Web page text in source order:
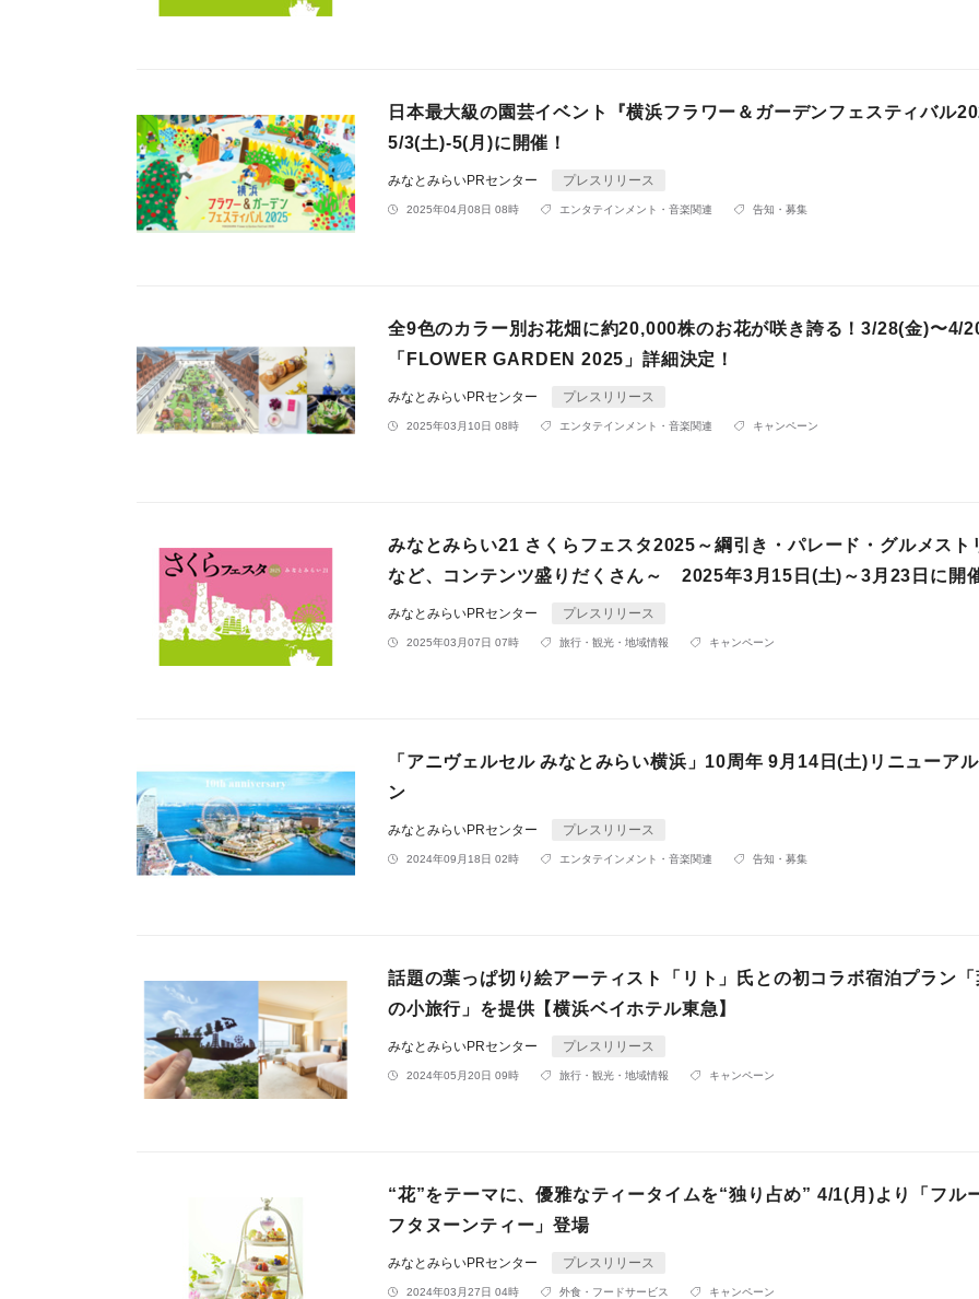
日本最大級の園芸イベント『横浜フラワー＆ガーデンフェスティバル
5/3(土)-5(月)に開催！
みなとみらいPRセンター プレスリリース
2025年04月08日 08時 エンタテインメント・音楽関連 告知・募集
全9色のカラー別お花畑に約20,000株のお花が咲き誇る！3/28(金)〜4/
「FLOWER GARDEN 2025」詳細決定！
みなとみらいPRセンター プレスリリース
2025年03月10日 08時 エンタテインメント・音楽関連 キャンペーン
みなとみらい21 さくらフェスタ2025～綱引き・パレード・グルメスト
など、コンテンツ盛りだくさん～ 2025年3月15日(土)～3月23日に開
みなとみらいPRセンター プレスリリース
2025年03月07日 07時 旅行・観光・地域情報 キャンペーン
「アニヴェルセル みなとみらい横浜」10周年 9月14日(土)リニューア
ン
みなとみらいPRセンター プレスリリース
2024年09月18日 02時 エンタテインメント・音楽関連 告知・募集
話題の葉っぱ切り絵アーティスト「リト」氏との初コラボ宿泊プラン
の小旅行」を提供【横浜ベイホテル東急】
みなとみらいPRセンター プレスリリース
2024年05月20日 09時 旅行・観光・地域情報 キャンペーン
“花”をテーマに、優雅なティータイムを“独り占め” 4/1(月)より「フル
フタヌーンティー」登場
みなとみらいPRセンター プレスリリース
2024年03月27日 04時 外食・フードサービス キャンペーン